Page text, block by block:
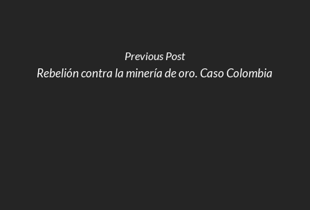
Previous Post
Rebelión contra la minería de oro. Caso Colombia